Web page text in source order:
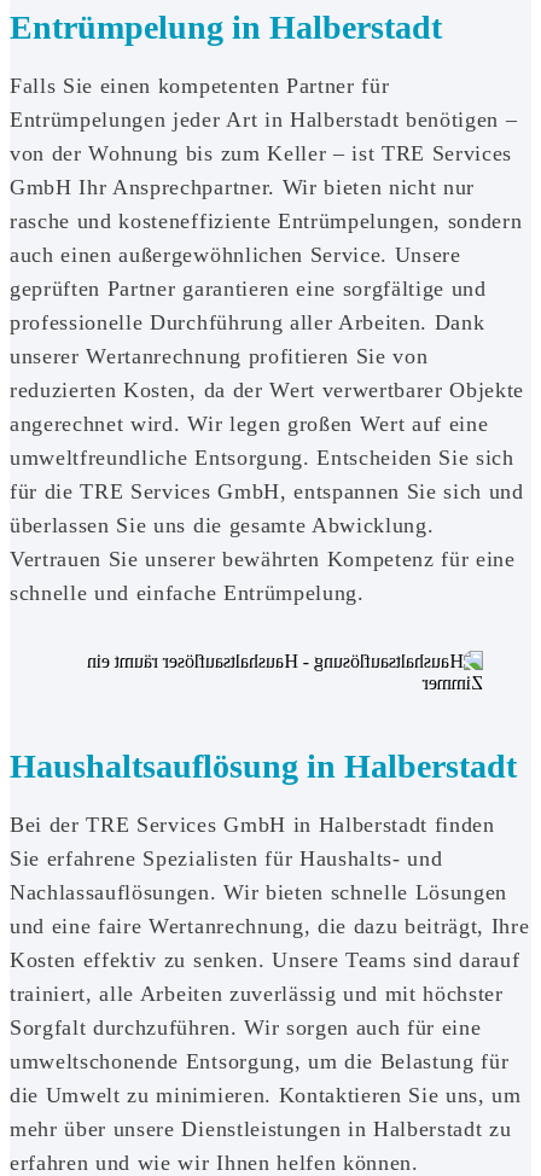
Entrümpelung in Halberstadt
Falls Sie einen kompetenten Partner für
Entrümpelungen jeder Art in Halberstadt benötigen –
von der Wohnung bis zum Keller – ist TRE Services
GmbH Ihr Ansprechpartner. Wir bieten nicht nur
rasche und kosteneffiziente Entrümpelungen, sondern
auch einen außergewöhnlichen Service. Unsere
geprüften Partner garantieren eine sorgfältige und
professionelle Durchführung aller Arbeiten. Dank
unserer Wertanrechnung profitieren Sie von
reduzierten Kosten, da der Wert verwertbarer Objekte
angerechnet wird. Wir legen großen Wert auf eine
umweltfreundliche Entsorgung. Entscheiden Sie sich
für die TRE Services GmbH, entspannen Sie sich und
überlassen Sie uns die gesamte Abwicklung.
Vertrauen Sie unserer bewährten Kompetenz für eine
schnelle und einfache Entrümpelung.
Haushaltsauflösung in Halberstadt
Bei der TRE Services GmbH in Halberstadt finden
Sie erfahrene Spezialisten für Haushalts- und
Nachlassauflösungen. Wir bieten schnelle Lösungen
und eine faire Wertanrechnung, die dazu beiträgt, Ihre
Kosten effektiv zu senken. Unsere Teams sind darauf
trainiert, alle Arbeiten zuverlässig und mit höchster
Sorgfalt durchzuführen. Wir sorgen auch für eine
umweltschonende Entsorgung, um die Belastung für
die Umwelt zu minimieren. Kontaktieren Sie uns, um
mehr über unsere Dienstleistungen in Halberstadt zu
erfahren und wie wir Ihnen helfen können.